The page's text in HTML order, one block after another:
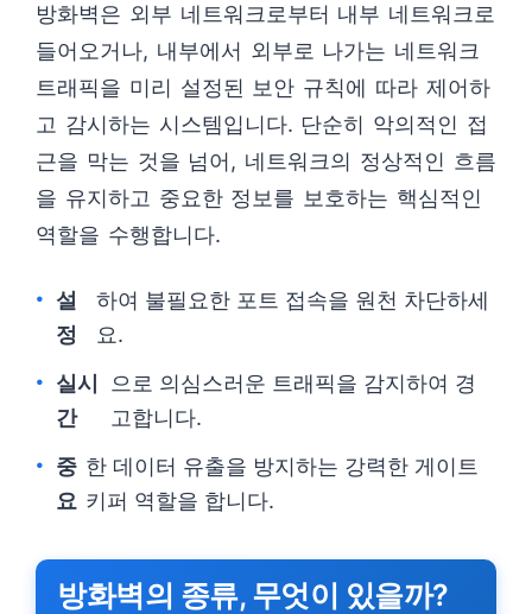
방화벽은 외부 네트워크로부터 내부 네트워크로
들어오거나, 내부에서 외부로 나가는 네트워크
트래픽을 미리 설정된 보안 규칙에 따라 제어하
고 감시하는 시스템입니다. 단순히 악의적인 접
근을 막는 것을 넘어, 네트워크의 정상적인 흐름
을 유지하고 중요한 정보를 보호하는 핵심적인
역할을 수행합니다.
설
정
하여 불필요한 포트 접속을 원천 차단하세
요.
실시
간
으로 의심스러운 트래픽을 감지하여 경
고합니다.
중
요
한 데이터 유출을 방지하는 강력한 게이트
키퍼 역할을 합니다.
방화벽의 종류, 무엇이 있을까?